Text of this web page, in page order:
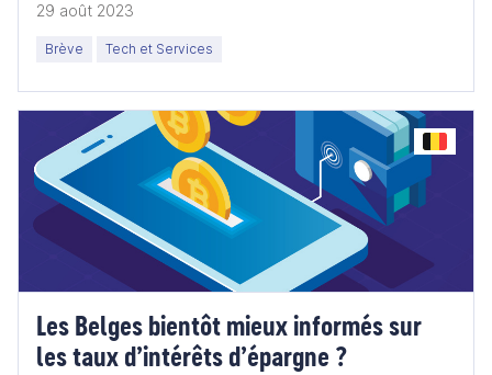
29 août 2023
Brève Tech et Services
Les Belges bientôt mieux informés sur
les taux d’intérêts d’épargne ?